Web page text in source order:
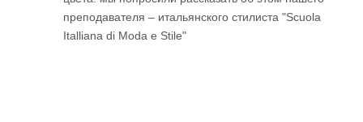
преподавателя – итальянского стилиста "Scuola
Italliana di Moda e Stile"